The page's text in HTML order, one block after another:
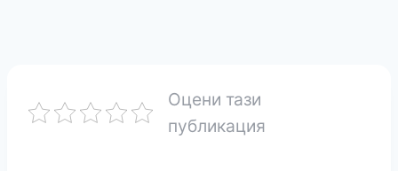
Оцени тази
публикация